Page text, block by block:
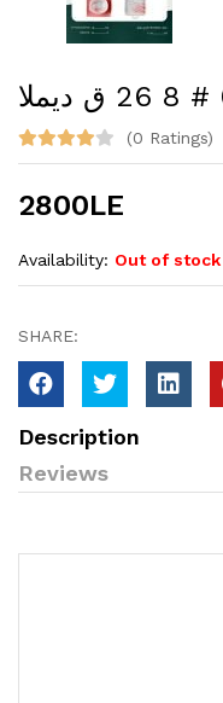
(0 Ratings)
2800LE
Availability: Out of stock
SHARE:
Description
Reviews